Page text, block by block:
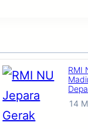
RMI
14